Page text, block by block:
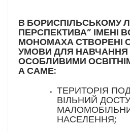
В БОРИСПІЛЬСЬКОМУ
ПЕРСПЕКТИВА” ІМЕНІ
МОНОМАХА СТВОРЕНІ
УМОВИ ДЛЯ НАВЧАННЯ
ОСОБЛИВИМИ
А САМЕ:
ТЕРИТОРІЯ
ВІЛЬНИЙ
НАСЕЛЕННЯ;